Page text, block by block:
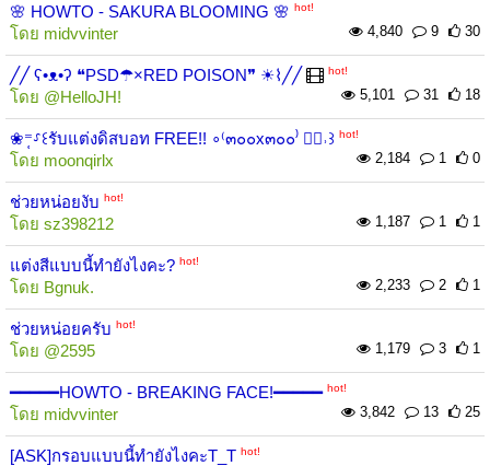
🌸 HOWTO - SAKURA BLOOMING 🌸 hot!
โดย midvvinter 4,840 9 30
╱╱ ʕ•ᴥ•ʔ ❝PSD☂×RED POISON❞ ☀⌇╱╱ hot!
โดย @HelloJH! 5,101 31 18
❀⁼̜⸉꒰รับแต่งดิสบอท FREE!! ∘⁽๓๐๐x๓๐๐⁾ ♡⃞˒꒱ hot!
โดย moonqirlx 2,184 1 0
ช่วยหน่อยงับ hot!
โดย sz398212 1,187 1 1
แต่งสีแบบนี้ทำยังไงคะ? hot!
โดย Bgnuk. 2,233 2 1
ช่วยหน่อยครับ hot!
โดย @2595 1,179 3 1
━━━━━HOWTO - BREAKING FACE!━━━━━ hot!
โดย midvvinter 3,842 13 25
[ASK]กรอบแบบนี้ทำยังไงคะT_T hot!